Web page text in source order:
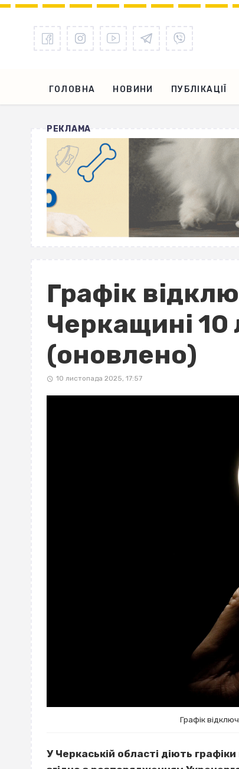
ГОЛОВНА НОВИНИ ПУБЛІКАЦІЇ
РЕКЛАМА
Графік
Черкащині 10
(оновлено)
10 листопада 2025, 17:57
Графік
У Черкаській області діють